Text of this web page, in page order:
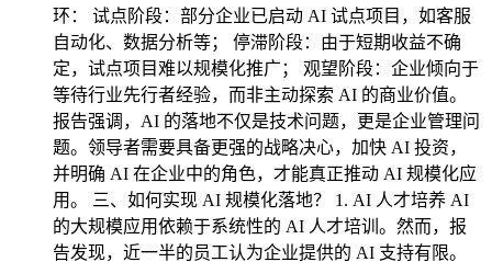
环： 试点阶段：部分企业已启动 AI 试点项目，如客服
自动化、数据分析等； 停滞阶段：由于短期收益不确
定，试点项目难以规模化推广； 观望阶段：企业倾向于
等待行业先行者经验，而非主动探索 AI 的商业价值。
报告强调，AI 的落地不仅是技术问题，更是企业管理问
题。领导者需要具备更强的战略决心，加快 AI 投资，
并明确 AI 在企业中的角色，才能真正推动 AI 规模化应
用。 三、如何实现 AI 规模化落地？ 1. AI 人才培养 AI
的大规模应用依赖于系统性的 AI 人才培训。然而，报
告发现，近一半的员工认为企业提供的 AI 支持有限。